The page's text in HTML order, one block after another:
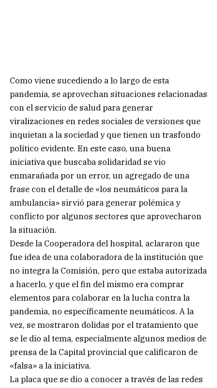
Como viene sucediendo a lo largo de esta
pandemia, se aprovechan situaciones relacionadas
con el servicio de salud para generar
viralizaciones en redes sociales de versiones que
inquietan a la sociedad y que tienen un trasfondo
político evidente. En este caso, una buena
iniciativa que buscaba solidaridad se vio
enmarañada por un error, un agregado de una
frase con el detalle de «los neumáticos para la
ambulancia» sirvió para generar polémica y
conflicto por algunos sectores que aprovecharon
la situación.
Desde la Cooperadora del hospital, aclararon que
fue idea de una colaboradora de la institución que
no integra la Comisión, pero que estaba autorizada
a hacerlo, y que el fin del mismo era comprar
elementos para colaborar en la lucha contra la
pandemia, no específicamente neumáticos. A la
vez, se mostraron dolidas por el tratamiento que
se le dio al tema, especialmente algunos medios de
prensa de la Capital provincial que calificaron de
«falsa» a la iniciativa.
La placa que se dio a conocer a través de las redes